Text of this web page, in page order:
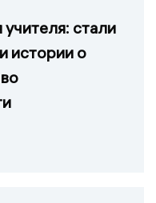
стали
истории о